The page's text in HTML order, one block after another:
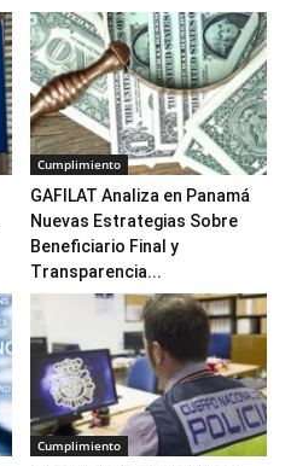
Cumplimiento
GAFILAT Analiza en Panamá
Nuevas Estrategias Sobre
Beneficiario Final y
Transparencia...
Cumplimiento